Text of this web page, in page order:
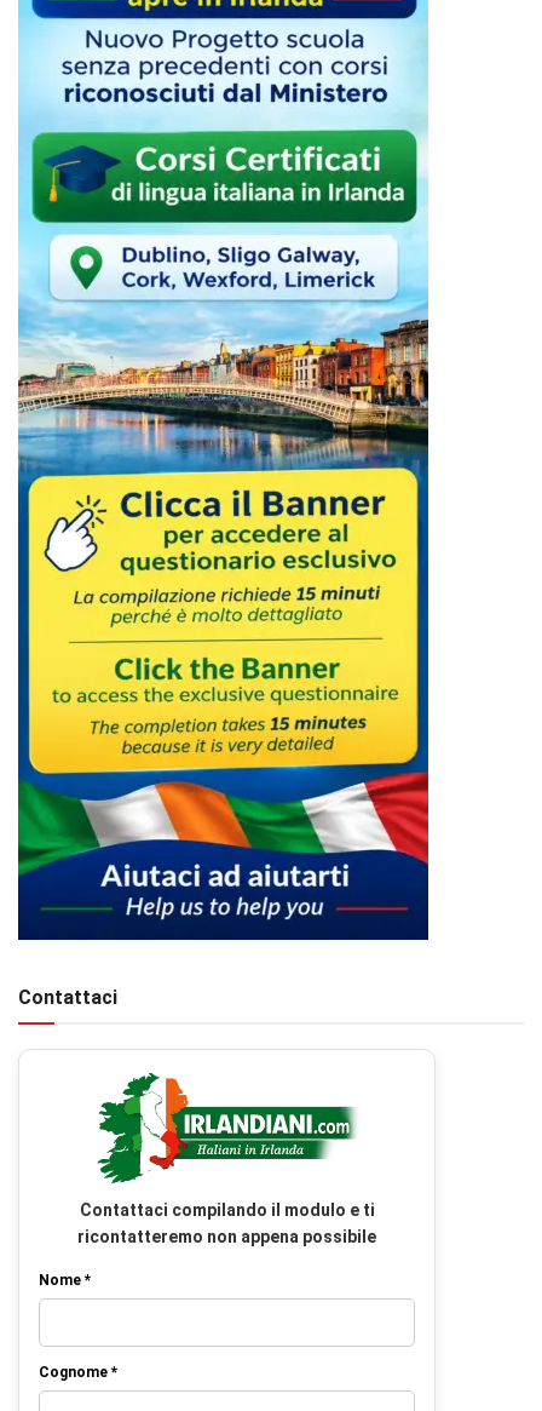
Contattaci
Contattaci compilando il modulo e ti
ricontatteremo non appena possibile
Nome *
Cognome *